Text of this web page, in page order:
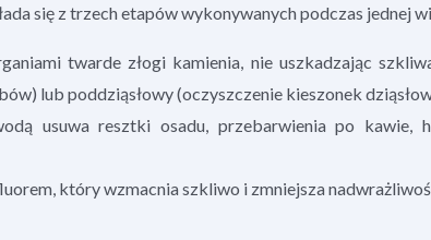
się z trzech etapów wykonywanych podczas jednej
twarde złogi kamienia, nie uszkadzając
lub poddziąsłowy (oczyszczenie kieszonek
usuwa resztki osadu, przebarwienia po kawie,
który wzmacnia szkliwo i zmniejsza